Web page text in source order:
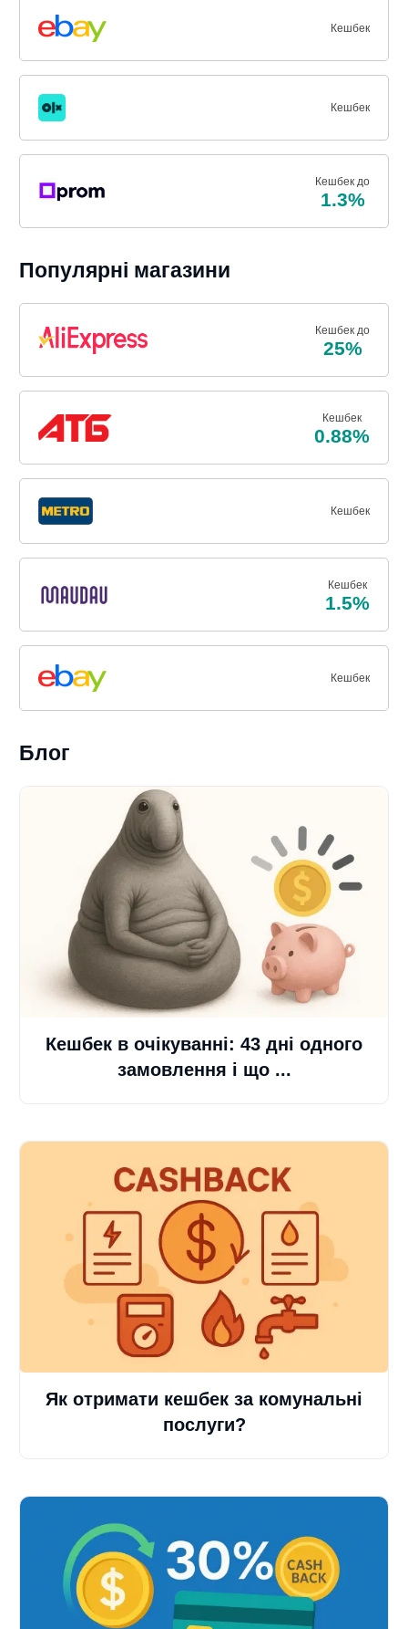
Кешбек
Кешбек
Кешбек до
1.3%
Популярні магазини
Кешбек до
25%
Кешбек
0.88%
Кешбек
Кешбек
1.5%
Кешбек
Блог
Кешбек в очікуванні: 43 дні одного
замовлення і що ...
Як отримати кешбек за комунальні
послуги?